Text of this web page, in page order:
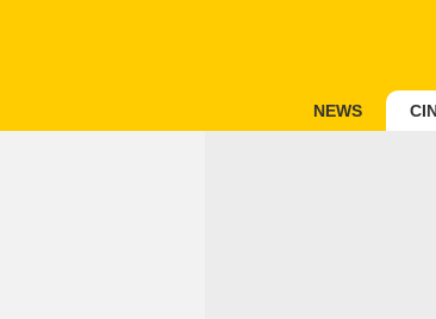
NEWS